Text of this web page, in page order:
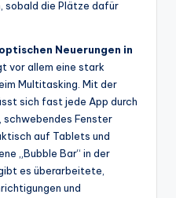
sobald die Plätze dafür
Neuerungen in
vor allem eine stark
Multitasking. Mit der
sich fast jede App durch
schwebendes Fenster
auf Tablets und
„Bubble Bar“ in der
es überarbeitete,
und